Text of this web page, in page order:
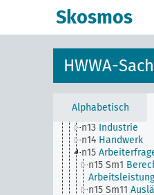
Skosmos
HWWA-
Alphabetisch
Allgemein
n Sm9 (alt)
n11 Fischerei
n12
n13 Industrie
n14 Handwerk
n15
n15 Sm1
Arbeitsleistung
n15 Sm11